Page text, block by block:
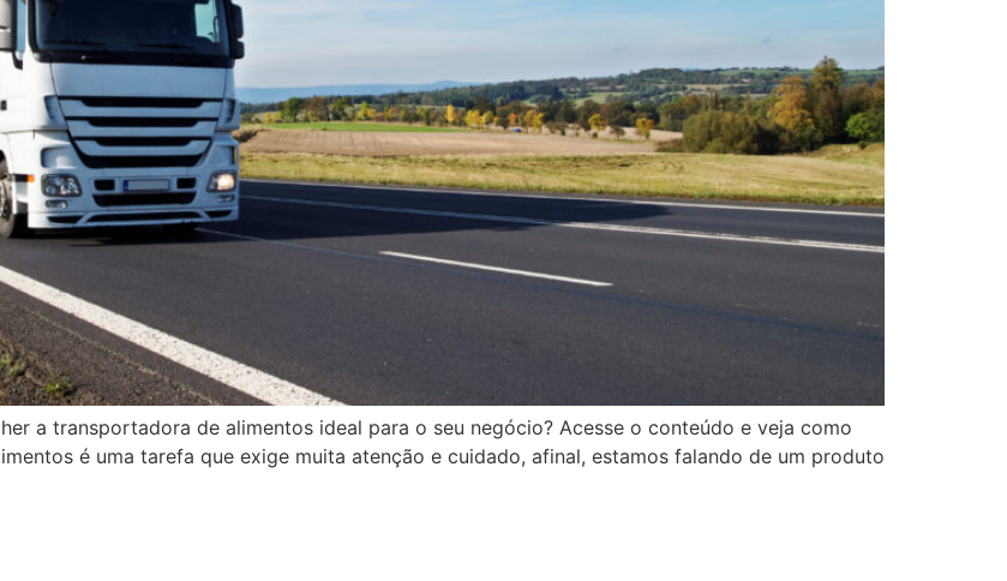
a transportadora de alimentos ideal para o seu negócio? Acesse o conteúdo e veja como
é uma tarefa que exige muita atenção e cuidado, afinal, estamos falando de um produto